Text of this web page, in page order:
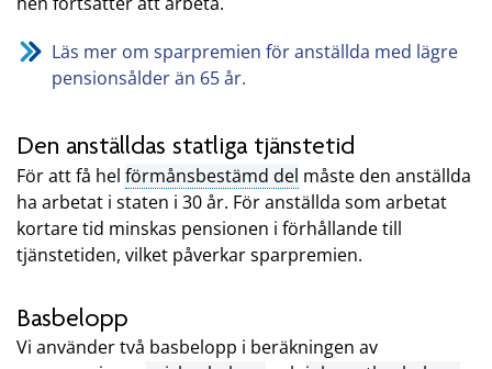
Läs mer om sparpremien för anställda med lägre
pensionsålder än 65 år.
Den anställdas statliga tjänstetid
För att få hel förmånsbestämd del måste den anställda
ha arbetat i staten i 30 år. För anställda som arbetat
kortare tid minskas pensionen i förhållande till
tjänstetiden, vilket påverkar sparpremien.
Basbelopp
Vi använder två basbelopp i beräkningen av